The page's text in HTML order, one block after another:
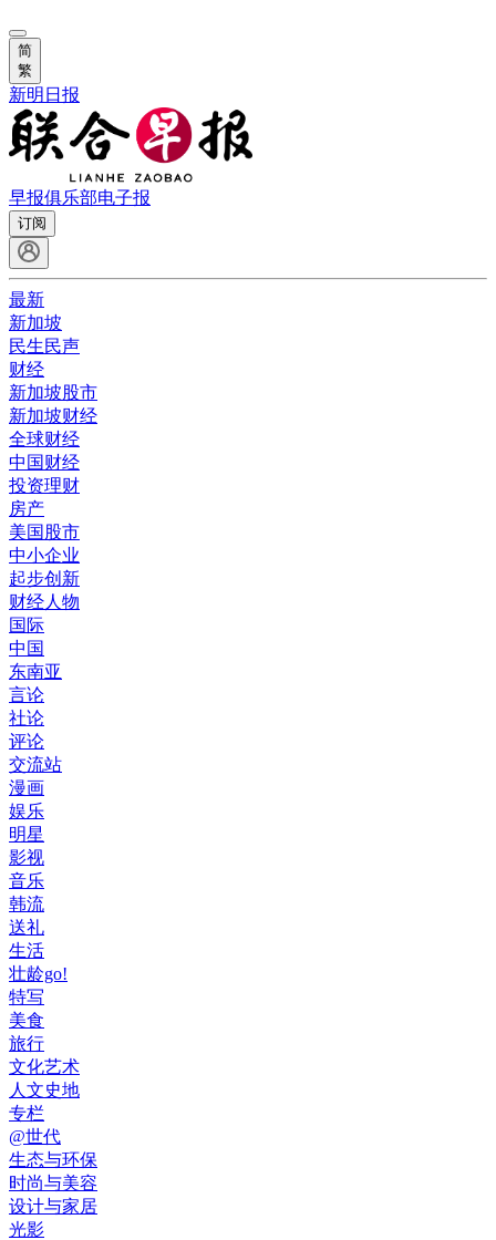
简
繁
新明日报
早报俱乐部电子报
订阅
最新
新加坡
民生民声
财经
新加坡股市
新加坡财经
全球财经
中国财经
投资理财
房产
美国股市
中小企业
起步创新
财经人物
国际
中国
东南亚
言论
社论
评论
交流站
漫画
娱乐
明星
影视
音乐
韩流
送礼
生活
壮龄go!
特写
美食
旅行
文化艺术
人文史地
专栏
@世代
生态与环保
时尚与美容
设计与家居
光影